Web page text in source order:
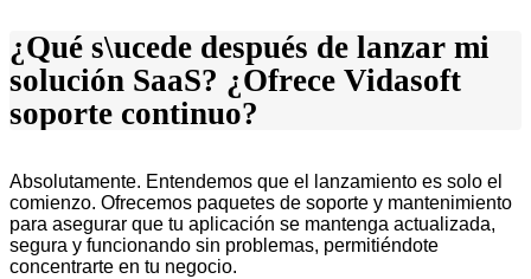
¿Qué s\ucede después de lanzar mi
solución SaaS? ¿Ofrece Vidasoft
soporte continuo?
Absolutamente. Entendemos que el lanzamiento es solo el
comienzo. Ofrecemos paquetes de soporte y mantenimiento
para asegurar que tu aplicación se mantenga actualizada,
segura y funcionando sin problemas, permitiéndote
concentrarte en tu negocio.